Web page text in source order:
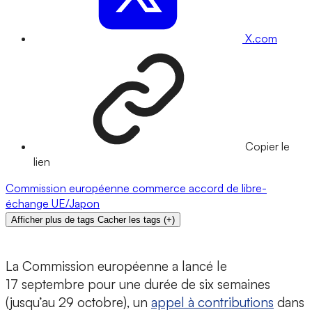
X.com
Copier le
lien
Commission européenne commerce accord de libre-
échange UE/Japon
Afficher plus de tags Cacher les tags (+)
La Commission européenne a lancé le
17 septembre pour une durée de six semaines
(jusqu’au 29 octobre), un appel à contributions dans